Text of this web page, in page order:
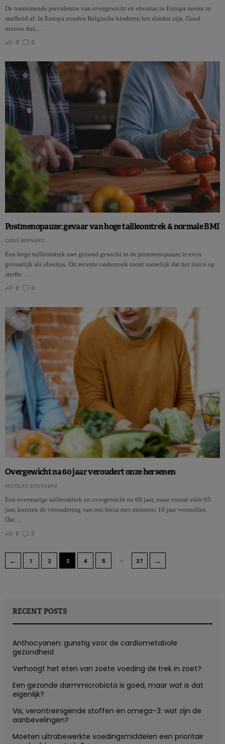
De toenemende prevalentie van overgewicht en obesitas in Europa neemt in
snelheid af. In Europa zouden Belgische kinderen het slankst zijn. Goed
nieuws dus,…
0
0
Postmenopauze: gevaar van hoge tailleomtrek & normale BMI
ODILE BERNARD
Een hoge tailleomtrek met gezond gewicht in de postmenopauze is even
gevaarlijk als obesitas. Dit recente onderzoek toont namelijk dat het risico op
sterfte…
0
0
Overgewicht na 60 jaar veroudert onze hersenen
NICOLAS ROUSSEAU
Een overmatige tailleomtrek en overgewicht na 60 jaar, maar vooral vóór 65
jaar, kunnen de veroudering van ons brein met minstens 10 jaar versnellen.
Dat…
0
0
← 1 2 3 4 5 … 27 →
RECENT POSTS
Anthocyanen: gunstig voor de cardiometabole
gezondheid
Verhoogt het eten van zoete voeding de trek in zoet?
Een gezonde darmmicrobiota is goed, maar wat is dat
eigenlijk?
Vis, verontreinigende stoffen en omega-3: wat zijn de
aanbevelingen?
Moeten ultrabewerkte voedingsmiddelen een prioritair